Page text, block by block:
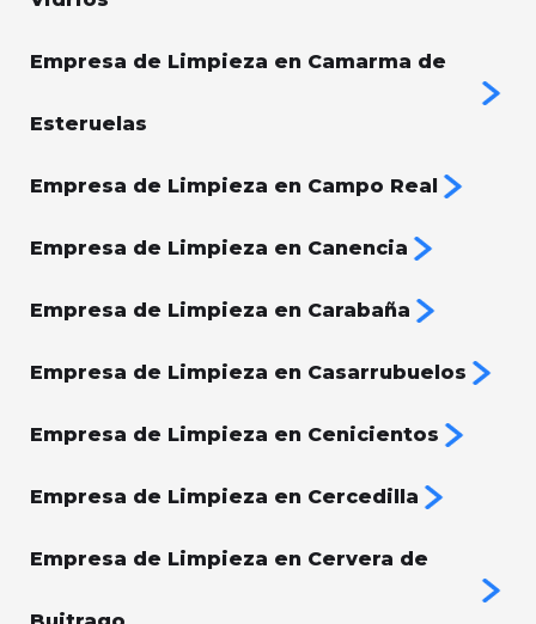
Empresa de Limpieza en Camarma de
Esteruelas
Empresa de Limpieza en Campo Real
Empresa de Limpieza en Canencia
Empresa de Limpieza en Carabaña
Empresa de Limpieza en Casarrubuelos
Empresa de Limpieza en Cenicientos
Empresa de Limpieza en Cercedilla
Empresa de Limpieza en Cervera de